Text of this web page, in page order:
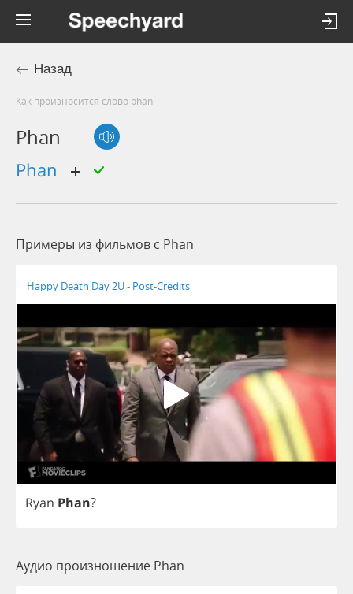
Назад
Как произносится слово phan
Phan
phan
Примеры из фильмов c Phan
Happy Death Day 2U - Post-Credits
Ryan Phan?
Аудио произношение Phan